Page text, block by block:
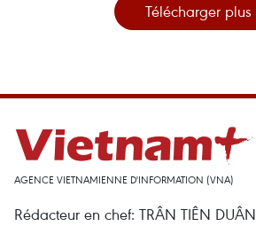
Télécharger plus
AGENCE VIETNAMIENNE D'INFORMATION (VNA)
Rédacteur en chef: TRÂN TIÊN DUÂN